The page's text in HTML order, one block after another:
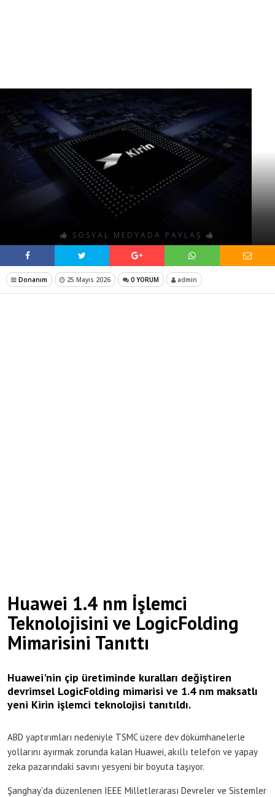
SOSYAL MEDYADA PAYLAŞ
Donanım 25 Mayıs 2026 0 YORUM admin
Huawei 1.4 nm İşlemci
Teknolojisini ve LogicFolding
Mimarisini Tanıttı
Huawei'nin çip üretiminde kuralları değiştiren
devrimsel LogicFolding mimarisi ve 1.4 nm maksatlı
yeni Kirin işlemci teknolojisi tanıtıldı.
ABD yaptırımları nedeniyle TSMC üzere dev dökümhanelerle
yollarını ayırmak zorunda kalan Huawei, akıllı telefon ve yapay
zeka pazarındaki savını yesyeni bir boyuta taşıyor.
Şanghay’da düzenlenen IEEE Milletlerarası Devreler ve Sistemler